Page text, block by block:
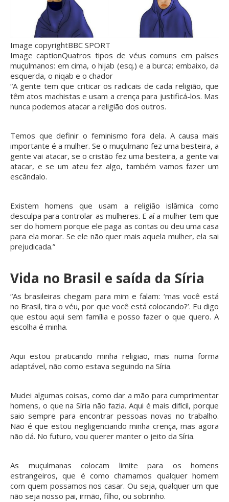
Image copyrightBBC SPORT
Image captionQuatros tipos de véus comuns em países
muçulmanos: em cima, o hijab (esq.) e a burca; embaixo, da
esquerda, o niqab e o chador
“A gente tem que criticar os radicais de cada religião, que
têm atos machistas e usam a crença para justificá-los. Mas
nunca podemos atacar a religião dos outros.
Temos que definir o feminismo fora dela. A causa mais
importante é a mulher. Se o muçulmano fez uma besteira, a
gente vai atacar, se o cristão fez uma besteira, a gente vai
atacar, e se um ateu fez algo, também vamos fazer um
escândalo.
Existem homens que usam a religião islâmica como
desculpa para controlar as mulheres. E aí a mulher tem que
ser do homem porque ele paga as contas ou deu uma casa
para ela morar. Se ele não quer mais aquela mulher, ela sai
prejudicada.”
Vida no Brasil e saída da Síria
“As brasileiras chegam para mim e falam: ‘mas você está
no Brasil, tira o véu, por que você está colocando?’. Eu digo
que estou aqui sem família e posso fazer o que quero. A
escolha é minha.
Aqui estou praticando minha religião, mas numa forma
adaptável, não como estava seguindo na Síria.
Mudei algumas coisas, como dar a mão para cumprimentar
homens, o que na Síria não fazia. Aqui é mais difícil, porque
saio sempre para encontrar pessoas novas no trabalho.
Não é que estou negligenciando minha crença, mas agora
não dá. No futuro, vou querer manter o jeito da Síria.
As muçulmanas colocam limite para os homens
estrangeiros, que é como chamamos qualquer homem
com quem possamos nos casar. Ou seja, qualquer um que
não seja nosso pai, irmão, filho, ou sobrinho.